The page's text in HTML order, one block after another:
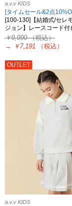
a.v.v KIDS
[100-130]【結婚式/セレ
ジョン】レースコード付
￥9,990（税込）
→
￥7,191 （税込）
OUTLET
a.v.v KIDS